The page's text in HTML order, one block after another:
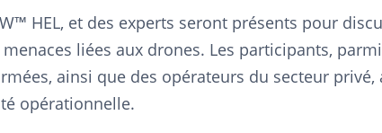
HEL, et des experts seront présents pour
liées aux drones. Les participants,
ainsi que des opérateurs du secteur
opérationnelle.